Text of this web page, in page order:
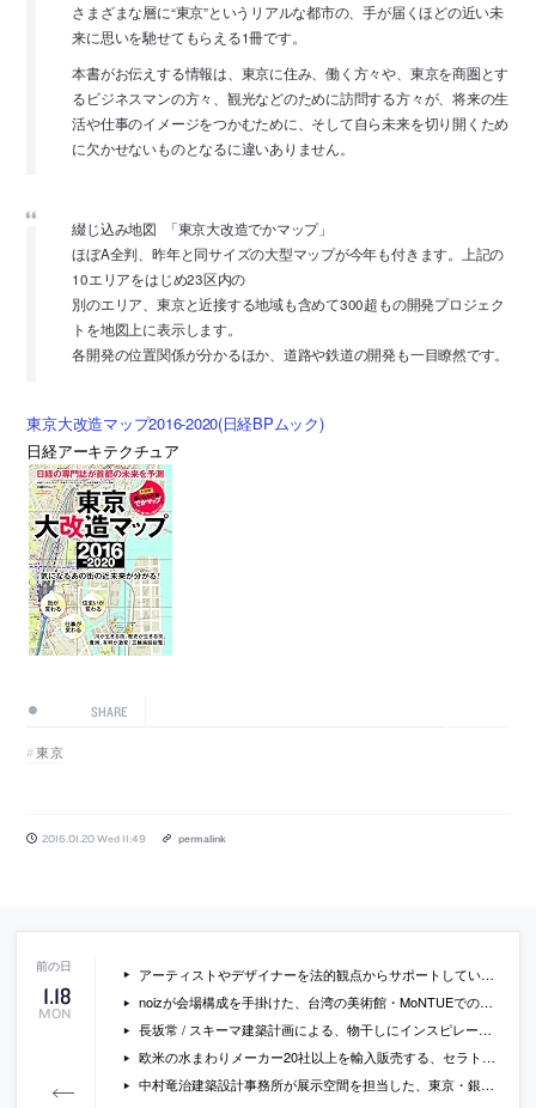
さまざまな層に“東京”というリアルな都市の、手が届くほどの近い未
来に思いを馳せてもらえる1冊です。
本書がお伝えする情報は、東京に住み、働く方々や、東京を商圏とす
るビジネスマンの方々、観光などのために訪問する方々が、将来の生
活や仕事のイメージをつかむために、そして自ら未来を切り開くため
に欠かせないものとなるに違いありません。
綴じ込み地図 「東京大改造でかマップ」
ほぼA全判、昨年と同サイズの大型マップが今年も付きます。上記の
10エリアをはじめ23区内の
別のエリア、東京と近接する地域も含めて300超もの開発プロジェク
トを地図上に表示します。
各開発の位置関係が分かるほか、道路や鉄道の開発も一目瞭然です。
東京大改造マップ2016-2020(日経BPムック)
日経アーキテクチュア
SHARE
東京
2016.01.20 Wed 11:49 permalink
1.18
MON
アーティストやデザイナーを法的観点からサポートしている弁護士・水野祐のレクチャーが、noiz EaR主催で開催 [2016/1/21]
noizが会場構成を手掛けた、台湾の美術館・MoNTUEでの展覧会「L’ouvre 9」の写真
長坂常 / スキーマ建築計画による、物干しにインスピレーションを得た、ロンドンでのBEAMS主催のファッション展示会の会場構成
欧米の水まわりメーカー20社以上を輸入販売する、セラトレーディング 大阪展示スペースのご案内
中村竜治建築設計事務所が展示空間を担当した、東京・銀座の資生堂ギャラリーでの展覧会「BEAUTY CROSSING GINZA」の会場写真